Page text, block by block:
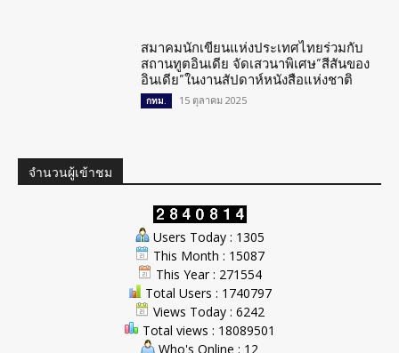
สมาคมนักเขียนแห่งประเทศไทยร่วมกับ
สถานทูตอินเดีย จัดเสวนาพิเศษ”สีสันของ
อินเดีย”ในงานสัปดาห์หนังสือแห่งชาติ
กทม. 15 ตุลาคม 2025
จำนวนผู้เข้าชม
Users Today : 1305
This Month : 15087
This Year : 271554
Total Users : 1740797
Views Today : 6242
Total views : 18089501
Who's Online : 12